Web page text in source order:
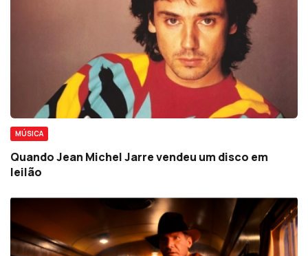
MÚSICA
Quando Jean Michel Jarre vendeu um disco em
leilão